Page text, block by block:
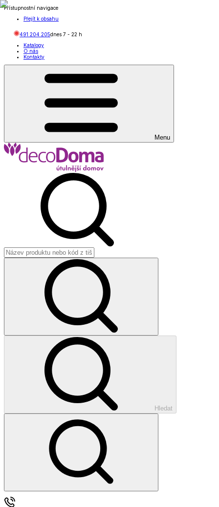
Přístupnostní navigace
Přejít k obsahu
491 204 205dnes 7 - 22 h
Katalogy
O nás
Kontakty
Menu
Hledat